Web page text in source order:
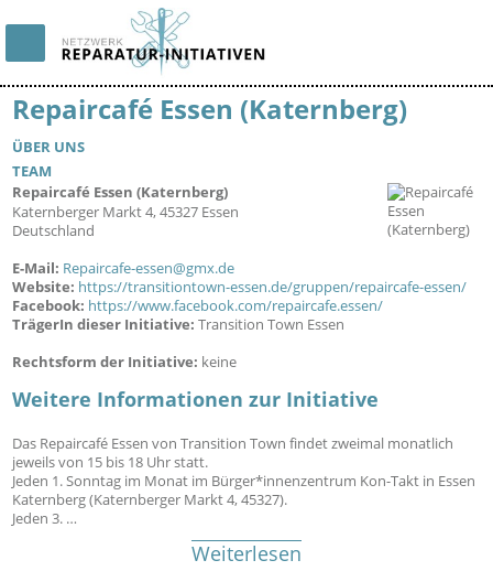
Repaircafé Essen (Katernberg)
ÜBER UNS
TEAM
Repaircafé Essen (Katernberg)
Katernberger Markt 4, 45327 Essen
Deutschland
E-Mail: Repaircafe-essen@gmx.de
Website: https://transitiontown-essen.de/gruppen/repaircafe-essen/
Facebook: https://www.facebook.com/repaircafe.essen/
TrägerIn dieser Initiative:Transition Town Essen
Rechtsform der Initiative: keine
Weitere Informationen zur Initiative
Das Repaircafé Essen von Transition Town findet zweimal monatlich
jeweils von 15 bis 18 Uhr statt.
Jeden 1. Sonntag im Monat im Bürger*innenzentrum Kon-Takt in Essen
Katernberg (Katernberger Markt 4, 45327).
Jeden 3. …
Weiterlesen